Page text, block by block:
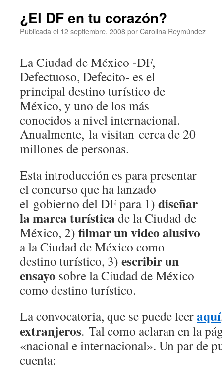
¿El DF en tu corazón?
Publicada el 12 septiembre, 2008porCarolina Reymúndez
La Ciudad de México -DF,
Defectuoso, Defecito- es el
principal destino turístico de
México, y uno de los más
conocidos a nivel internacional.
Anualmente, la visitan cerca de 20
millones de personas.
Esta introducción es para presentar
el concurso que ha lanzado
el gobierno del DF para 1) diseñar
la marca turísticade la Ciudad de
México, 2) filmar un video alusivo
a la Ciudad de México como
destino turístico, 3) escribir un
ensayo sobre la Ciudad de México
como destino turístico.
La convocatoria, que se puede leeraquí
extranjeros. Tal como aclaran en la
«nacional e internacional». Un par de
cuenta: